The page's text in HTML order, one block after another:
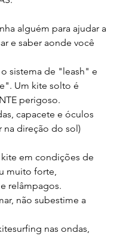
alguém para ajudar a
e saber aonde você
sistema de "leash" e
Um kite solto é
perigoso.
capacete e óculos
na direção do sol)
em condições de
muito forte,
relâmpagos.
não subestime a
nas ondas,